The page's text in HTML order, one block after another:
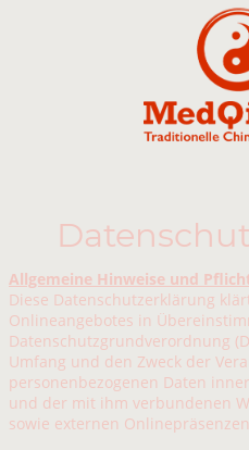
Allgemeine Hinweise und
Diese Datenschutzerklärung
Onlineangebotes in
Datenschutzgrundverordnung
Umfang und den Zweck der
personenbezogenen Daten
und der mit ihm verbundenen
sowie externen